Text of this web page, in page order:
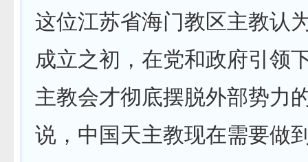
这位江苏省海门教区主教认
成立之初，在党和政府引领
主教会才彻底摆脱外部势力
说，中国天主教现在需要做